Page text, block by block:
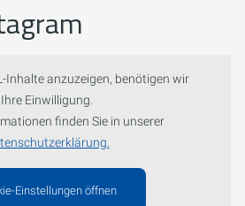
Inhalte anzuzeigen, benötigen wir
Ihre Einwilligung.
finden Sie in unserer
Einstellungen öffnen